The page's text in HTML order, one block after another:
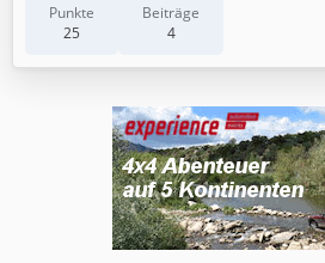
Punkte
25
Beiträge
4